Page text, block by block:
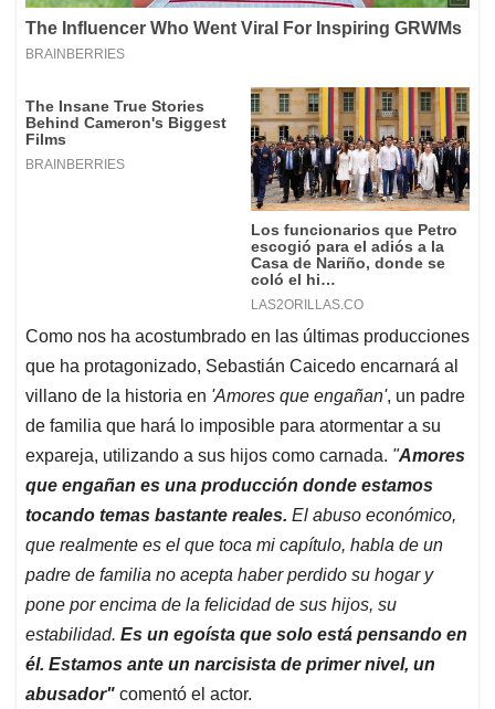
Como nos ha acostumbrado en las últimas producciones
que ha protagonizado, Sebastián Caicedo encarnará al
villano de la historia en 'Amores que engañan', un padre
de familia que hará lo imposible para atormentar a su
expareja, utilizando a sus hijos como carnada. "Amores
que engañan es una producción donde estamos
tocando temas bastante reales. El abuso económico,
que realmente es el que toca mi capítulo, habla de un
padre de familia no acepta haber perdido su hogar y
pone por encima de la felicidad de sus hijos, su
estabilidad. Es un egoísta que solo está pensando en
él. Estamos ante un narcisista de primer nivel, un
abusador" comentó el actor.